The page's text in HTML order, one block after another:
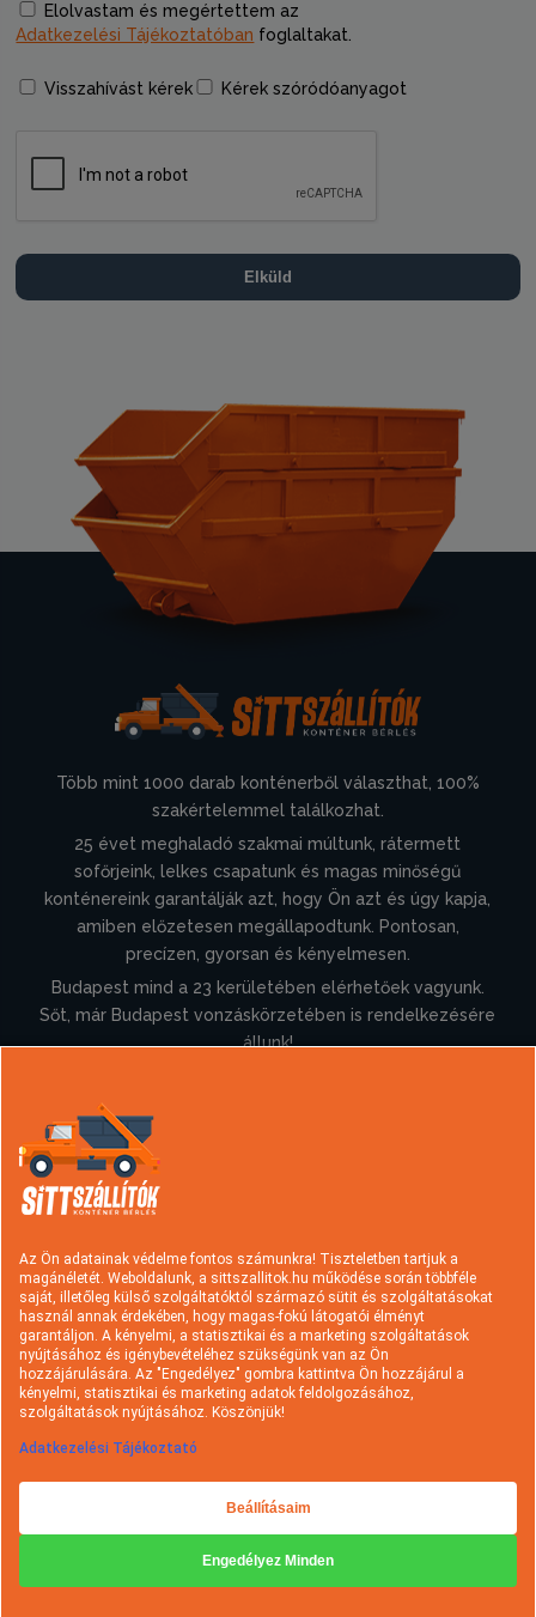
Elolvastam és megértettem az
Adatkezelési Tájékoztatóban foglaltakat.
Visszahívást kérek Kérek szóródóanyagot
Elküld
Több mint 1000 darab konténerből választhat, 100%
szakértelemmel találkozhat.
25 évet meghaladó szakmai múltunk, rátermett
sofőrjeink, lelkes csapatunk és magas minőségű
konténereink garantálják azt, hogy Ön azt és úgy kapja,
amiben előzetesen megállapodtunk. Pontosan,
precízen, gyorsan és kényelmesen.
Budapest mind a 23 kerületében elérhetőek vagyunk.
Sőt, már Budapest vonzáskörzetében is rendelkezésére
állunk!
Konténer rendelés
Típusok és árak
Szolgáltatások
Hasznos információk
Gyakori kérdések
Kapcsolat
Hulladék fajták
Rakodási tudnivalók
A sittszállításról
Cégtörténet
Ajánlatkérés
Minden jog fenntartva © 2026
Az Ön adatainak védelme fontos számunkra! Tiszteletben tartjuk a
magánéletét. Weboldalunk, a sittszallitok.hu működése során többféle
saját, illetőleg külső szolgáltatóktól származó sütit és szolgáltatásokat
használ annak érdekében, hogy magas-fokú látogatói élményt
garantáljon. A kényelmi, a statisztikai és a marketing szolgáltatások
nyújtásához és igénybevételéhez szükségünk van az Ön
hozzájárulására. Az "Engedélyez" gombra kattintva Ön hozzájárul a
kényelmi, statisztikai és marketing adatok feldolgozásához,
szolgáltatások nyújtásához. Köszönjük!
Adatkezelési Tájékoztató
Beállításaim
Engedélyez Minden